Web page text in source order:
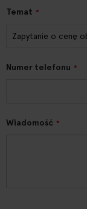
Temat
Numer telefonu
Wiadomość